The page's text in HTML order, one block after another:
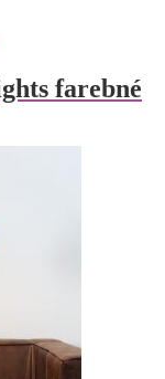
farebné